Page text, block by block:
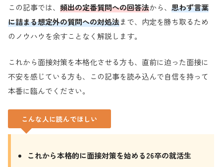
この記事では、 頻出の定番質問への回答法から、 思わず言葉
に詰まる想定外の質問への対処法まで、内定を勝ち取るため
のノウハウを余すことなく解説します。
これから面接対策を本格化させる方も、直前に迫った面接に
不安を感じている方も、この記事を読み込んで自信を持って
本番に臨んでください。
こんな人に読んでほしい
これから本格的に面接対策を始める26卒の就活生